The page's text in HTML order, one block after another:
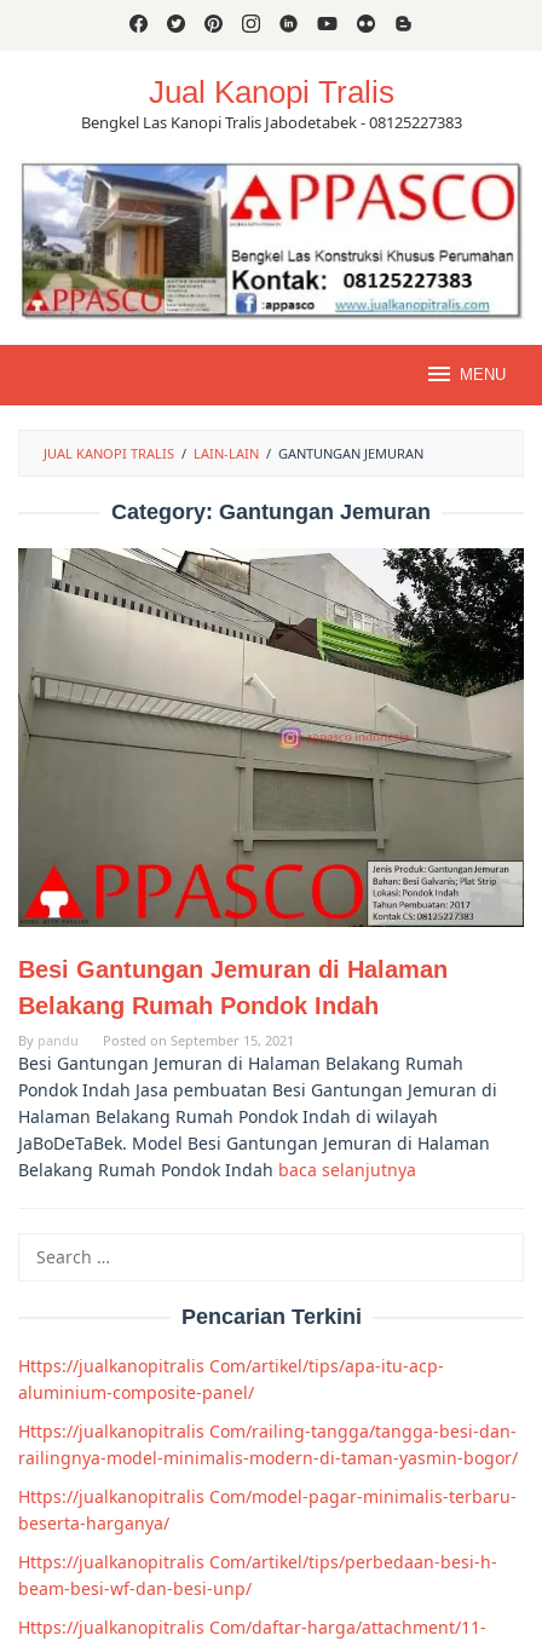
Jual Kanopi Tralis
Bengkel Las Kanopi Tralis Jabodetabek - 08125227383
MENU
JUAL KANOPI TRALIS / LAIN-LAIN / GANTUNGAN JEMURAN
Category: Gantungan Jemuran
Besi Gantungan Jemuran di Halaman
Belakang Rumah Pondok Indah
By pandu Posted on September 15, 2021
Besi Gantungan Jemuran di Halaman Belakang Rumah
Pondok Indah Jasa pembuatan Besi Gantungan Jemuran di
Halaman Belakang Rumah Pondok Indah di wilayah
JaBoDeTaBek. Model Besi Gantungan Jemuran di Halaman
Belakang Rumah Pondok Indah baca selanjutnya
for:
Pencarian Terkini
Https://jualkanopitralis Com/artikel/tips/apa-itu-acp-
aluminium-composite-panel/
Https://jualkanopitralis Com/railing-tangga/tangga-besi-dan-
railingnya-model-minimalis-modern-di-taman-yasmin-bogor/
Https://jualkanopitralis Com/model-pagar-minimalis-terbaru-
beserta-harganya/
Https://jualkanopitralis Com/artikel/tips/perbedaan-besi-h-
beam-besi-wf-dan-besi-unp/
Https://jualkanopitralis Com/daftar-harga/attachment/11-